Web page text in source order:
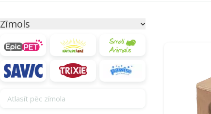
Zīmols
Atlasīt pēc zīmola